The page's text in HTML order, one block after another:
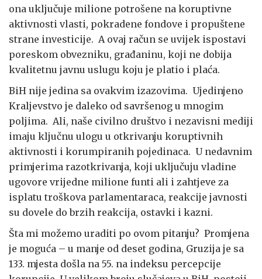
ona uključuje milione potrošene na koruptivne
aktivnosti vlasti, pokradene fondove i propuštene
strane investicije. A ovaj račun se uvijek ispostavi
poreskom obvezniku, građaninu, koji ne dobija
kvalitetnu javnu uslugu koju je platio i plaća.
BiH nije jedina sa ovakvim izazovima. Ujedinjeno
Kraljevstvo je daleko od savršenog u mnogim
poljima. Ali, naše civilno društvo i nezavisni mediji
imaju ključnu ulogu u otkrivanju koruptivnih
aktivnosti i korumpiranih pojedinaca. U nedavnim
primjerima razotkrivanja, koji uključuju vladine
ugovore vrijedne milione funti ali i zahtjeve za
isplatu troškova parlamentaraca, reakcije javnosti
su dovele do brzih reakcija, ostavki i kazni.
Šta mi možemo uraditi po ovom pitanju? Promjena
je moguća – u manje od deset godina, Gruzija je sa
133. mjesta došla na 55. na indeksu percepcije